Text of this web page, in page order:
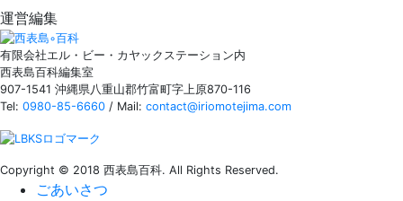
運営編集
有限会社エル・ビー・カヤックステーション内
西表島百科編集室
907-1541 沖縄県八重山郡竹富町字上原870-116
Tel: 0980-85-6660 / Mail: contact@iriomotejima.com
Copyright © 2018 西表島百科. All Rights Reserved.
ごあいさつ